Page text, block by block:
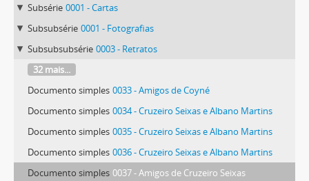
Subsérie 0001 - Cartas
Subsubsérie 0001 - Fotografias
Subsubsubsérie 0003 - Retratos
32 mais...
Documento simples 0033 - Amigos de Coyné
Documento simples 0034 - Cruzeiro Seixas e Albano Martins
Documento simples 0035 - Cruzeiro Seixas e Albano Martins
Documento simples 0036 - Cruzeiro Seixas e Albano Martins
Documento simples 0037 - Amigos de Cruzeiro Seixas